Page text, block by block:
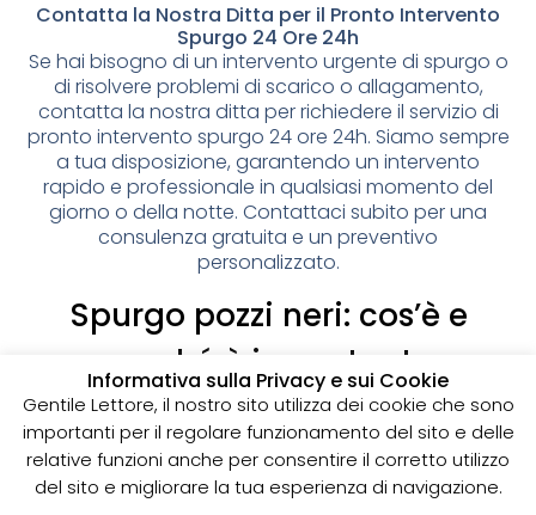
Contatta la Nostra Ditta per il Pronto Intervento
Spurgo 24 Ore 24h
Se hai bisogno di un intervento urgente di spurgo o
di risolvere problemi di scarico o allagamento,
contatta la nostra ditta per richiedere il servizio di
pronto intervento spurgo 24 ore 24h. Siamo sempre
a tua disposizione, garantendo un intervento
rapido e professionale in qualsiasi momento del
giorno o della notte. Contattaci subito per una
consulenza gratuita e un preventivo
personalizzato.
Spurgo pozzi neri: cos’è e
perché è importante
I pozzi neri sono delle strutture sotterranee utilizzate
per la raccolta delle acque reflue domestiche,
soprattutto in zone dove non è disponibile un
sistema di smaltimento delle acque fognarie. Lo
spurgo dei pozzi neri è un’operazione essenziale
Informativa sulla Privacy e sui Cookie
Gentile Lettore, il nostro sito utilizza dei cookie che sono
importanti per il regolare funzionamento del sito e delle
relative funzioni anche per consentire il corretto utilizzo
del sito e migliorare la tua esperienza di navigazione.